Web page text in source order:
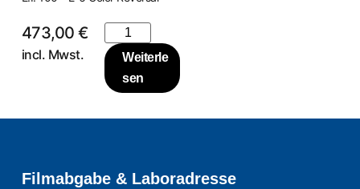
473,00€
incl. Mwst.
Weiterle
sen
Filmabgabe & Laboradresse